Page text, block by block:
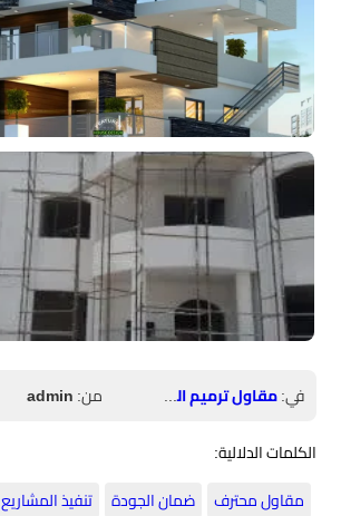
في:مقاول ترميم الرياض من:admin
الكلمات الدلالية:
مقاول محترف
ضمان الجودة تنفيذ المشاريع